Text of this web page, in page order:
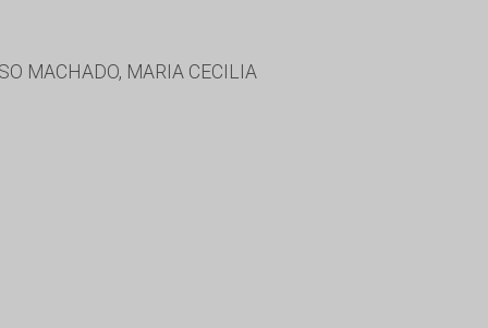
MACHADO, MARIA CECILIA